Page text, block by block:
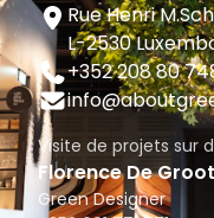
Rue Henri
L-2530
+352 208 80
Visite de projets sur
Florence De
Green Designer